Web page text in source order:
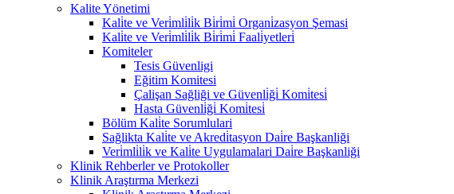
Kalite Yönetimi
Kali̇te ve Veri̇mli̇li̇k Bi̇ri̇mi̇ Organi̇zasyon Şemasi
Kali̇te ve Veri̇mli̇li̇k Bi̇ri̇mi̇ Faali̇yetleri̇
Komiteler
Tesis Güvenligi
Eğitim Komitesi
Çalişan Sağliği ve Güvenli̇ği̇ Komi̇tesi̇
Hasta Güvenli̇ği̇ Komi̇tesi̇
Bölüm Kali̇te Sorumlulari
Sağlikta Kali̇te ve Akredi̇tasyon Dai̇re Başkanliği
Veri̇mli̇li̇k ve Kali̇te Uygulamalari Dai̇re Başkanliği
Klinik Rehberler ve Protokoller
Klinik Araştırma Merkezi